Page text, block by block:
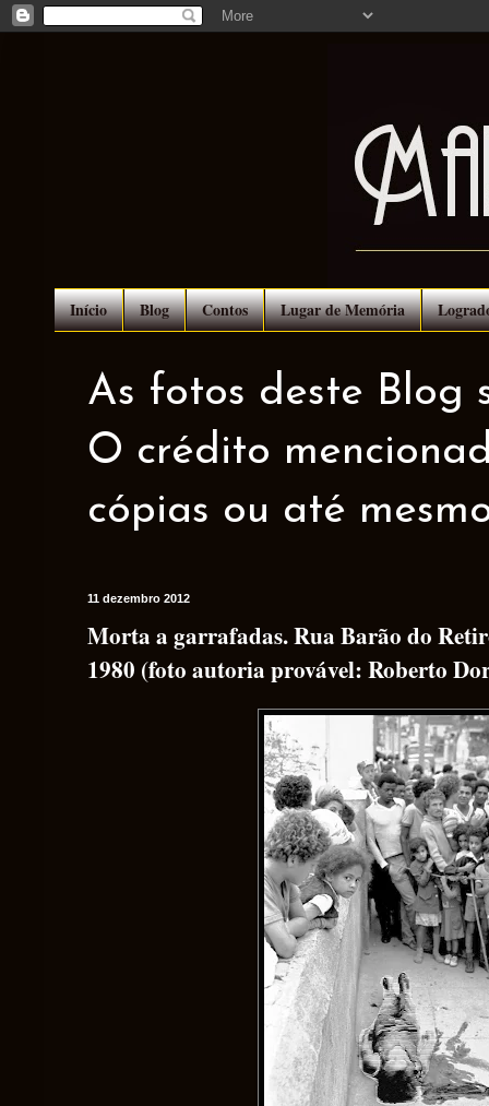
Início Blog Contos Lugar de Memória
As fotos deste Blog
O crédito
cópias ou até
11 dezembro 2012
Morta a garrafadas. Rua Barão do
1980 (foto autoria provável: Roberto